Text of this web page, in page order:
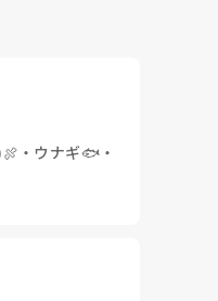
・ ウナギ🐟・